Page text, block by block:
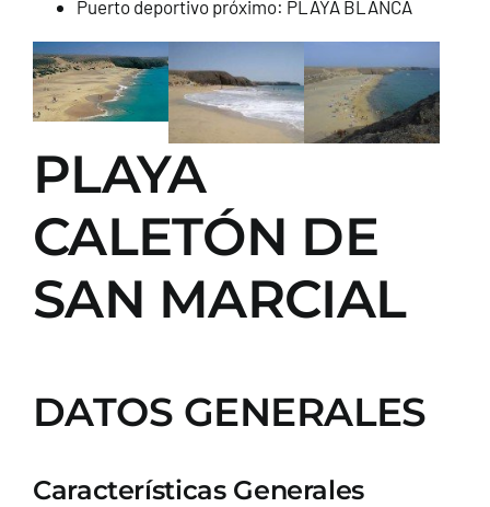
Puerto deportivo próximo: PLAYA BLANCA
PLAYA
CALETÓN DE
SAN MARCIAL
DATOS GENERALES
Características Generales